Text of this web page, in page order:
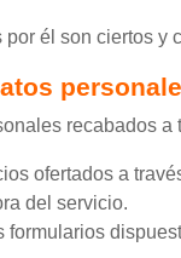
él son ciertos y
recabados
ofertados a
del servicio.